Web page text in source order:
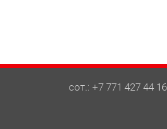
сот.: +7 771 427 44 16